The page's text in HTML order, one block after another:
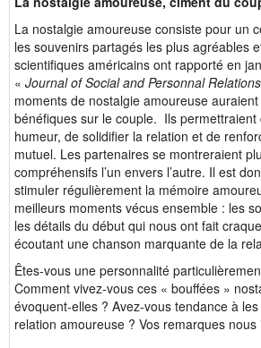
La nostalgie amoureuse consiste pour un
les souvenirs partagés les plus agréables
scientifiques américains ont rapporté en
« Journal of Social and Personnal
moments de nostalgie amoureuse
bénéfiques sur le couple. Ils permettraient
humeur, de solidifier la relation et de
mutuel. Les partenaires se montreraient
compréhensifs l’un envers l’autre. Il est
stimuler régulièrement la mémoire
meilleurs moments vécus ensemble : les
les détails du début qui nous ont fait
écoutant une chanson marquante de la
Êtes-vous une personnalité
Comment vivez-vous ces « bouffées »
évoquent-elles ? Avez-vous tendance à
relation amoureuse ? Vos remarques nous